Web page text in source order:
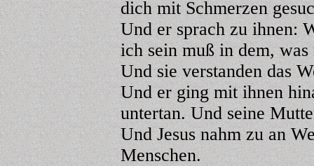
dich mit Schmerzen
Und er sprach zu ihnen:
ich sein muß in dem, was
Und sie verstanden das
Und er ging mit ihnen
untertan. Und seine
Und Jesus nahm zu an
Menschen.